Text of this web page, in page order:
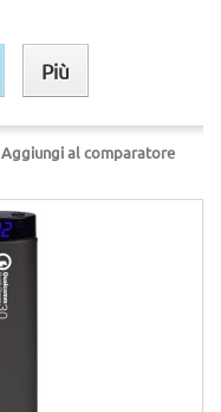
Più
Aggiungi al comparatore